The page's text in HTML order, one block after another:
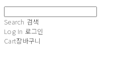
Search 검색
Log In 로그인
Cart장바구니